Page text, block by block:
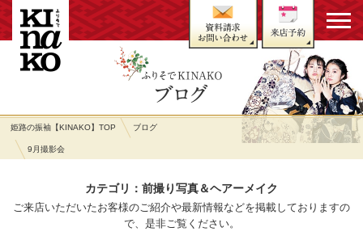
姫路の振袖【KINAKO】TOP ブログ
9月撮影会
カテゴリ：前撮り写真＆ヘアーメイク
ご来店いただいたお客様のご紹介や最新情報などを掲載しておりますの
で、是非ご覧ください。